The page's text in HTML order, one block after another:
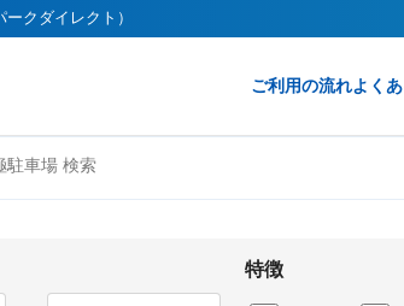
クダイレクト）
ご利用の流れよく
駐車場 検索
特徴